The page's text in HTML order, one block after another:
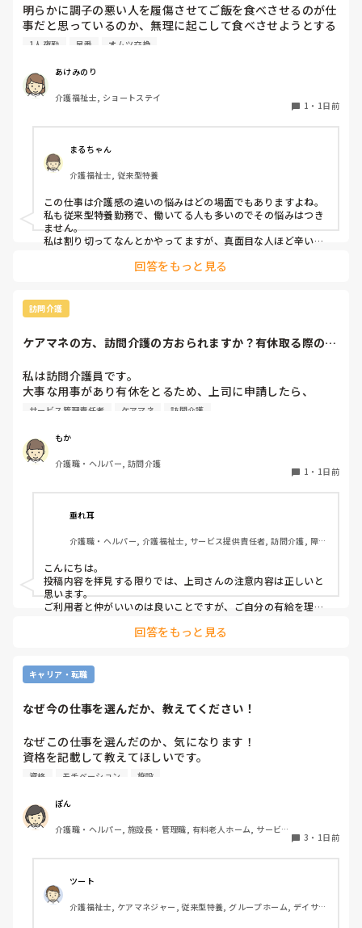
明らかに調子の悪い人を履傷させてご飯を食べさせるのが仕
事だと思っているのか、無理に起こして食べさせようとする
スタッフがいます。私が出勤して急変に気づき対応しました
（夜勤者）とか平気でドヤ顔でいます。
夜勤は1人夜勤です。その時はベトナム人と早番の2人体制で
したけども、どちらも急変対応に特化しておらず、この2人
惧してます。夜間はただオムツ交換変えればいい。トイレに
連れて行けばいい？寝るか寝ないか問題だみたい平気で言う
ので人員が少ないため入らせていますが、きちんと見守りの
であれば夜勤も外すが管理者がオッケーを出しているので、
出勤日は誰かがどうにかなっているのではないかと怖すぎて
出勤するのが苦痛になります
1人夜勤 早番 オムツ交換
あけみのり
介護福祉士, ショートステイ
1 ・ 1日前
まるちゃん
介護福祉士, 従来型特養
この仕事は介護感の違いの悩みはどの場面でもありますよね。
私も従来型特養勤務で、働いてる人も多いのでその悩みはつき
ません。
私は割り切ってなんとかやってますが、真面目な人ほど辛いお
回答をもっと見る
訪問介護
ケアマネの方、訪問介護の方おられますか？有休取る際の、
私は訪問介護員です。
大事な用事があり有休をとるため、上司に申請したら、
代わりに訪問する職員を考えるとのこと。
話などもしたりと仲が良いため（←表現の仕方良くないかも
です、すみません）こういう理由で休みをとるから、代わり
の人になるけどいいかという相談をしていました。利用者か
わりはいらないから中止でいいよとのこと。このことを上司
に伝えたら、注意されました。
上司の注意内容
けない。
→ケアマネに中止になることを伝える時は、有休をとるから
中止になったとは言わないこと。「中止にさせてもらうこと
か？」と聞くようにして。
と言われました。
私の考え対応が間違えていますか？
サービス管理責任者 ケアマネ 訪問介護
もか
介護職・ヘルパー, 訪問介護
1 ・ 1日前
垂れ耳
介護職・ヘルパー, 介護福祉士, サービス提供責任者, 訪問介護, 障害
こんにちは。
投稿内容を拝見する限りでは、上司さんの注意内容は正しいと
思います。
ご利用者と仲がいいのは良いことですが、ご自分の有給を理由
それだけ、そのご利用者がもかさんのことを信頼されてるんで
ョン組めますよね。
回答をもっと見る
キャリア・転職
なぜ今の仕事を選んだか、教えてください！
なぜこの仕事を選んだのか、気になります！
資格を記載して教えてほしいです。
帰省して中学の同級生と地元でご飯した時に、その人が介護
の仕事をしていると聞いて、その時はあまり興味もてず、聞
しかしUターン転職活動中にたまたま街でその人と会って、
流れでカフェで話して、
施設見学だけでも行ってみたら、実際に現場を見て素敵だと
資格 モチベーション 施設
ぽん
介護職・ヘルパー, 施設長・管理職, 有料老人ホーム, サービス
3 ・ 1日前
ツート
介護福祉士, ケアマネジャー, 従来型特養, グループホーム, デイサー